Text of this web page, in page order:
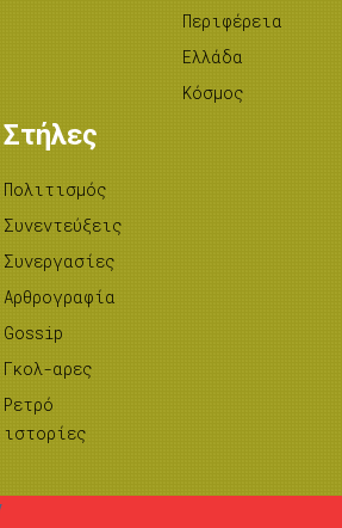
Περιφέρεια
Ελλάδα
Κόσμος
Στήλες
Πολιτισμός
Συνεντεύξεις
Συνεργασίες
Αρθρογραφία
Gossip
Γκολ-αρες
Ρετρό
ιστορίες